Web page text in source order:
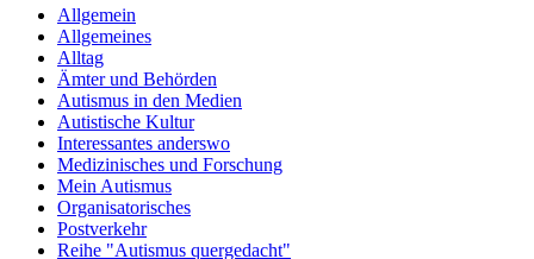
Allgemein
Allgemeines
Alltag
Ämter und Behörden
Autismus in den Medien
Autistische Kultur
Interessantes anderswo
Medizinisches und Forschung
Mein Autismus
Organisatorisches
Postverkehr
Reihe "Autismus quergedacht"